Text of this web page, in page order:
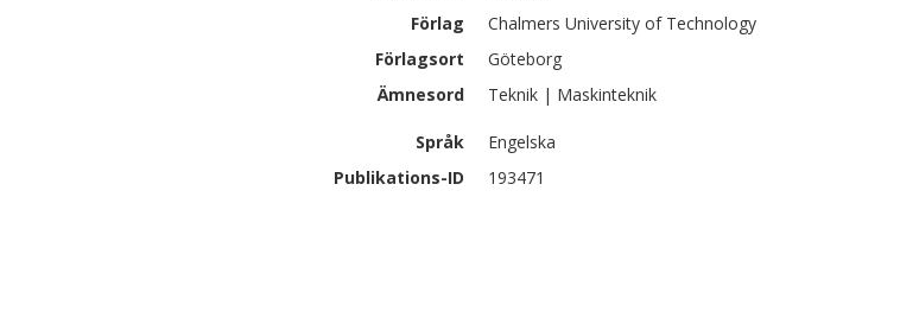
Förlag
Chalmers University of Technology
Förlagsort
Göteborg
Ämnesord
Teknik | Maskinteknik
Språk
Engelska
Publikations-ID
193471